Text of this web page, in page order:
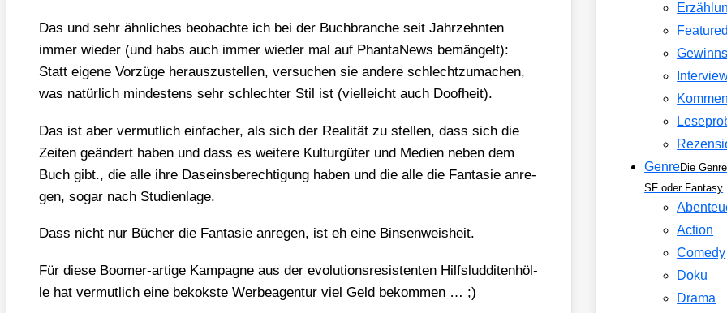
Das und sehr ähn­li­ches beob­ach­te ich bei der Buch­bran­che seit Jahr­zehn­ten
immer wie­der (und habs auch immer wie­der mal auf Phan­ta­News bemän­gelt):
Statt eige­ne Vor­zü­ge her­aus­zu­stel­len, ver­su­chen sie ande­re schlecht­zu­ma­chen,
was natür­lich min­des­tens sehr schlech­ter Stil ist (viel­leicht auch Doof­heit).
Das ist aber ver­mut­lich ein­fa­cher, als sich der Rea­li­tät zu stel­len, dass sich die
Zei­ten geän­dert haben und dass es wei­te­re Kul­tur­gü­ter und Medi­en neben dem
Buch gibt., die alle ihre Daseins­be­rech­ti­gung haben und die alle die Fan­ta­sie anre­
gen, sogar nach Stu­di­en­la­ge.
Dass nicht nur Bücher die Fan­ta­sie anre­gen, ist eh eine Bin­sen­weis­heit.
Für die­se Boo­mer-arti­ge Kam­pa­gne aus der evo­lu­ti­ons­re­sis­ten­ten Hilfs­lud­di­ten­höl­
le hat ver­mut­lich eine bekoks­te Wer­be­agen­tur viel Geld bekom­men … ;)
GenreDie
SF oder Fantasy
Action
Comedy
Doku
Drama